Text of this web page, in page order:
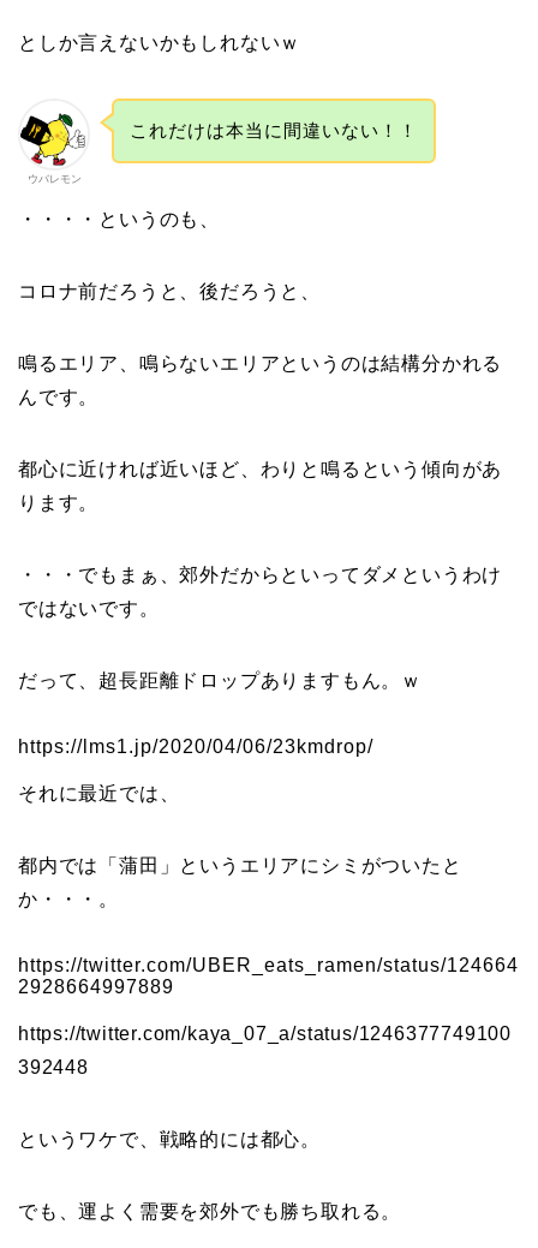
としか言えないかもしれないｗ
ウバレモン
これだけは本当に間違いない！！
・・・・というのも、
コロナ前だろうと、後だろうと、
鳴るエリア、鳴らないエリアというのは結構分かれる
んです。
都心に近ければ近いほど、わりと鳴るという傾向があ
ります。
・・・でもまぁ、郊外だからといってダメというわけ
ではないです。
だって、超長距離ドロップありますもん。ｗ
https://lms1.jp/2020/04/06/23kmdrop/
それに最近では、
都内では「蒲田」というエリアにシミがついたと
か・・・。
https://twitter.com/UBER_eats_ramen/status/124664
2928664997889
https://twitter.com/kaya_07_a/status/1246377749100
392448
というワケで、戦略的には都心。
でも、運よく需要を郊外でも勝ち取れる。